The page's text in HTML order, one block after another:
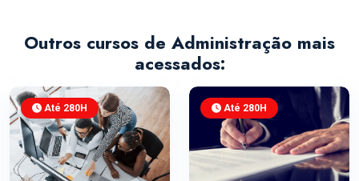
Outros cursos de Administração mais
acessados:
Até 280H Até 280H